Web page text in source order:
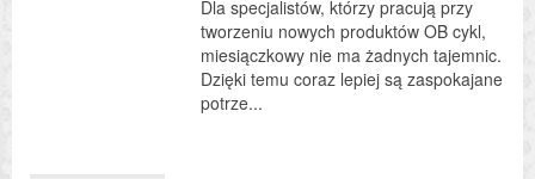
Dla specjalistów, którzy pracują przy
tworzeniu nowych produktów OB cykl,
miesiączkowy nie ma żadnych tajemnic.
Dzięki temu coraz lepiej są zaspokajane
potrze...